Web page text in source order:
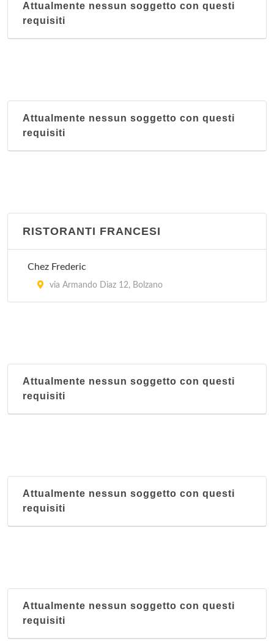
Attualmente nessun soggetto con questi
requisiti
Attualmente nessun soggetto con questi
requisiti
RISTORANTI FRANCESI
Chez Frederic
via Armando Diaz 12, Bolzano
Attualmente nessun soggetto con questi
requisiti
Attualmente nessun soggetto con questi
requisiti
Attualmente nessun soggetto con questi
requisiti